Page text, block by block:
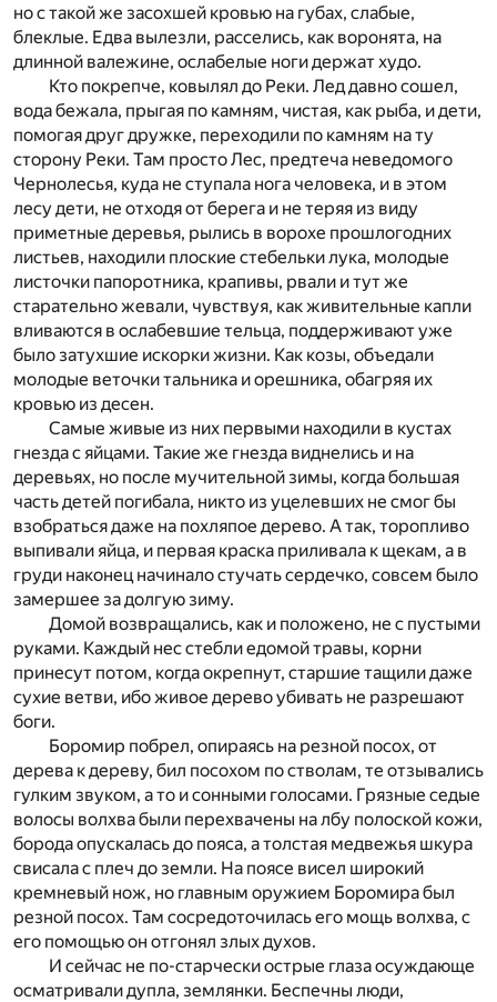
но с такой же засохшей кровью на губах, слабые,
блеклые. Едва вылезли, расселись, как воронята, на
длинной валежине, ослабелые ноги держат худо.
Кто покрепче, ковылял до Реки. Лед давно сошел,
вода бежала, прыгая по камням, чистая, как рыба, и дети,
помогая друг дружке, переходили по камням на ту
сторону Реки. Там просто Лес, предтеча неведомого
Чернолесья, куда не ступала нога человека, и в этом
лесу дети, не отходя от берега и не теряя из виду
приметные деревья, рылись в ворохе прошлогодних
листьев, находили плоские стебельки лука, молодые
листочки папоротника, крапивы, рвали и тут же
старательно жевали, чувствуя, как живительные капли
вливаются в ослабевшие тельца, поддерживают уже
было затухшие искорки жизни. Как козы, объедали
молодые веточки тальника и орешника, обагряя их
кровью из десен.
Самые живые из них первыми находили в кустах
гнезда с яйцами. Такие же гнезда виднелись и на
деревьях, но после мучительной зимы, когда большая
часть детей погибала, никто из уцелевших не смог бы
взобраться даже на похляпое дерево. А так, торопливо
выпивали яйца, и первая краска приливала к щекам, а в
груди наконец начинало стучать сердечко, совсем было
замершее за долгую зиму.
Домой возвращались, как и положено, не с пустыми
руками. Каждый нес стебли едомой травы, корни
принесут потом, когда окрепнут, старшие тащили даже
сухие ветви, ибо живое дерево убивать не разрешают
боги.
Боромир побрел, опираясь на резной посох, от
дерева к дереву, бил посохом по стволам, те отзывались
гулким звуком, а то и сонными голосами. Грязные седые
волосы волхва были перехвачены на лбу полоской кожи,
борода опускалась до пояса, а толстая медвежья шкура
свисала с плеч до земли. На поясе висел широкий
кремневый нож, но главным оружием Боромира был
резной посох. Там сосредоточилась его мощь волхва, с
его помощью он отгонял злых духов.
И сейчас не по-старчески острые глаза осуждающе
осматривали дупла, землянки. Беспечны люди,